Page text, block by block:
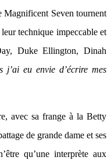
Magnificent Seven tournent
technique impeccable et
Duke Ellington, Dinah
j’ai eu envie d’écrire mes
avec sa frange à la Betty
de grande dame et ses
qu’une interprète aux